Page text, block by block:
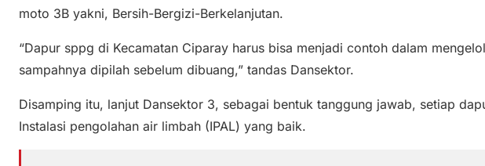
moto 3B yakni, Bersih-Bergizi-Berkelanjutan.
“Dapur sppg di Kecamatan Ciparay harus bisa menjadi contoh dalam
sampahnya dipilah sebelum dibuang,” tandas Dansektor.
Disamping itu, lanjut Dansektor 3, sebagai bentuk tanggung jawab, setiap
Instalasi pengolahan air limbah (IPAL) yang baik.